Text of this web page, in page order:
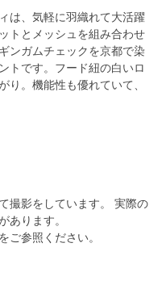
は、気軽に羽織れて大活躍
トとメッシュを組み合わせ
ンガムチェックを京都で染
トです。フード紐の白いロ
り。機能性も優れていて、
撮影をしています。 実際の
あります。
ご参照ください。